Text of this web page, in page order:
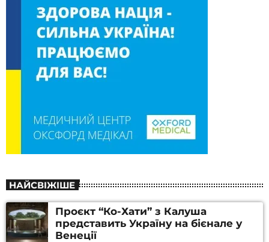
НАЙСВІЖІШЕ
Проєкт “Ко-Хати” з Калуша
представить Україну на бієнале у
Венеції